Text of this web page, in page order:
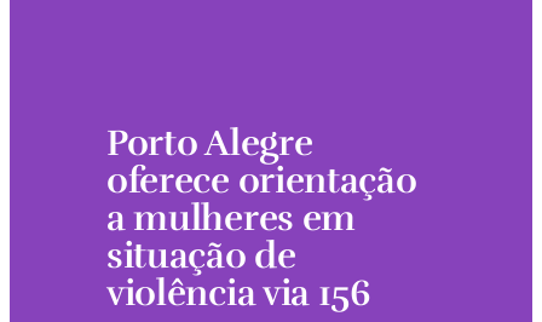
Porto Alegre
oferece orientação
a mulheres em
situação de
violência via 156